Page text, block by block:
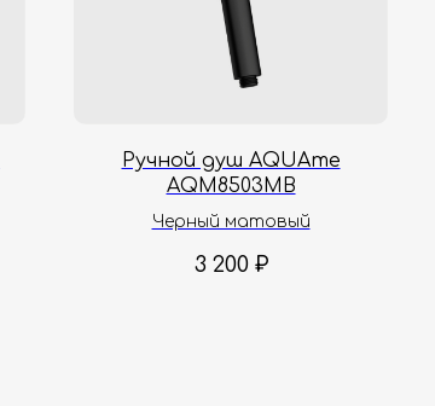
Ручной душ AQUAme
AQM8503MB
Черный матовый
3 200 ₽